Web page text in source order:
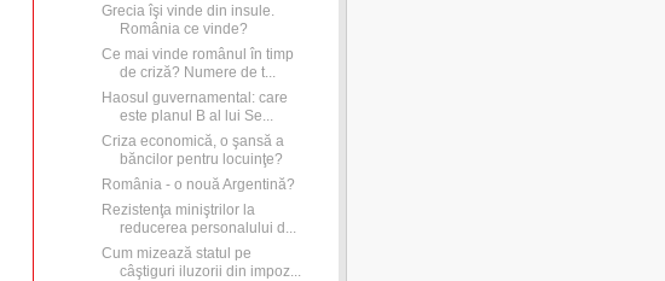
Grecia îşi vinde din insule.
România ce vinde?
Ce mai vinde românul în timp
de criză? Numere de t...
Haosul guvernamental: care
este planul B al lui Se...
Criza economică, o şansă a
băncilor pentru locuinţe?
România - o nouă Argentină?
Rezistenţa miniştrilor la
reducerea personalului d...
Cum mizează statul pe
câştiguri iluzorii din impoz...